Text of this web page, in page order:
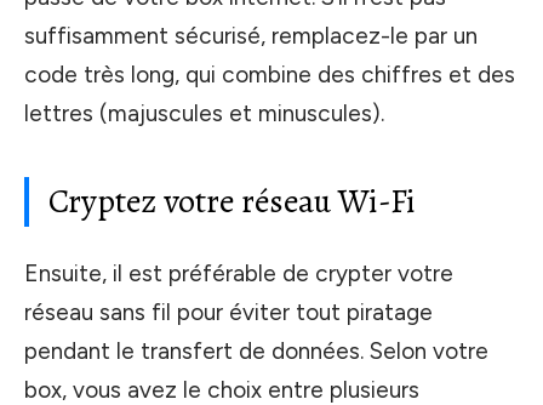
suffisamment sécurisé, remplacez-le par un
code très long, qui combine des chiffres et des
lettres (majuscules et minuscules).
Cryptez votre réseau Wi-Fi
Ensuite, il est préférable de crypter votre
réseau sans fil pour éviter tout piratage
pendant le transfert de données. Selon votre
box, vous avez le choix entre plusieurs